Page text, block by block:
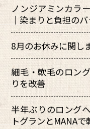
ノンジアミンカラ
｜染まりと負担の
8月のお休みに関し
細毛・軟毛のロン
りを改善
半年ぶりのロング
トグランとMANA